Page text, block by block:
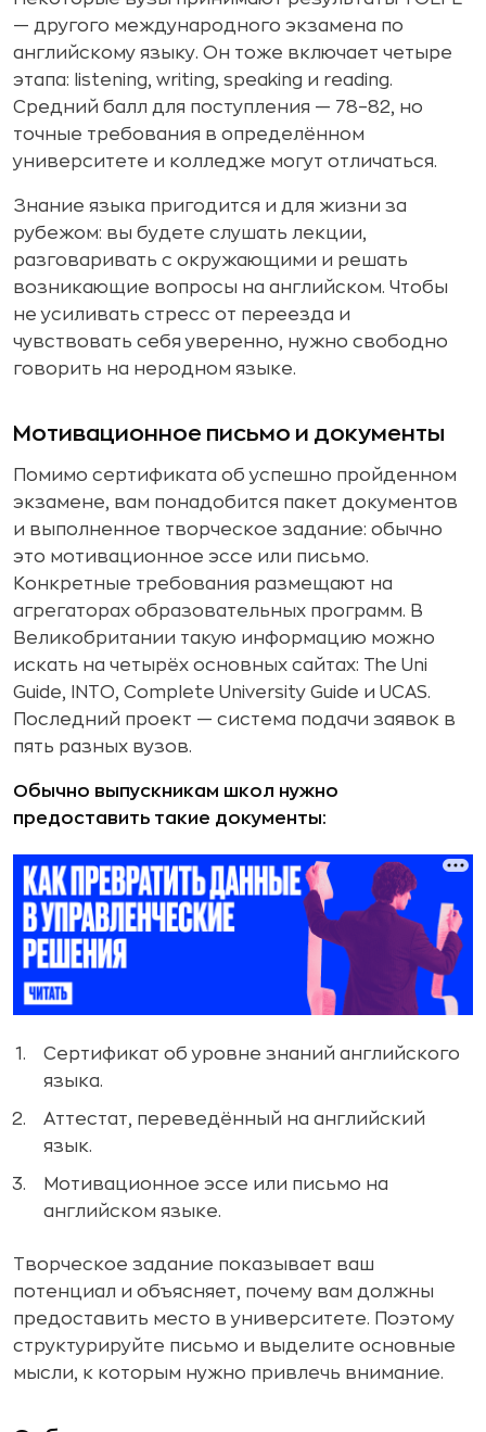
— другого международного экзамена по
английскому языку. Он тоже включает четыре
этапа: listening, writing, speaking и reading.
Средний балл для поступления — 78–82, но
точные требования в определённом
университете и колледже могут отличаться.
Знание языка пригодится и для жизни за
рубежом: вы будете слушать лекции,
разговаривать с окружающими и решать
возникающие вопросы на английском. Чтобы
не усиливать стресс от переезда и
чувствовать себя уверенно, нужно свободно
говорить на неродном языке.
Мотивационное письмо и документы
Помимо сертификата об успешно пройденном
экзамене, вам понадобится пакет документов
и выполненное творческое задание: обычно
это мотивационное эссе или письмо.
Конкретные требования размещают на
агрегаторах образовательных программ. В
Великобритании такую информацию можно
искать на четырёх основных сайтах: The Uni
Guide, INTO, Complete University Guide и UCAS.
Последний проект — система подачи заявок в
пять разных вузов.
Обычно выпускникам школ нужно
предоставить такие документы:
Сертификат об уровне знаний английского
языка.
Аттестат, переведённый на английский
язык.
Мотивационное эссе или письмо на
английском языке.
Творческое задание показывает ваш
потенциал и объясняет, почему вам должны
предоставить место в университете. Поэтому
структурируйте письмо и выделите основные
мысли, к которым нужно привлечь внимание.